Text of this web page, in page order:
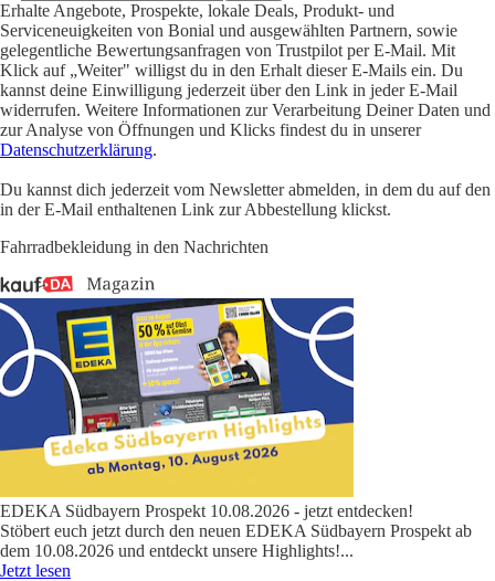
Erhalte Angebote, Prospekte, lokale Deals, Produkt- und
Serviceneuigkeiten von Bonial und ausgewählten Partnern, sowie
gelegentliche Bewertungsanfragen von Trustpilot per E-Mail. Mit
Klick auf „Weiter" willigst du in den Erhalt dieser E-Mails ein. Du
kannst deine Einwilligung jederzeit über den Link in jeder E-Mail
widerrufen. Weitere Informationen zur Verarbeitung Deiner Daten und
zur Analyse von Öffnungen und Klicks findest du in unserer
Datenschutzerklärung.
Du kannst dich jederzeit vom Newsletter abmelden, in dem du auf den
in der E-Mail enthaltenen Link zur Abbestellung klickst.
Fahrradbekleidung in den Nachrichten
EDEKA Südbayern Prospekt 10.08.2026 - jetzt entdecken!
Stöbert euch jetzt durch den neuen EDEKA Südbayern Prospekt ab
dem 10.08.2026 und entdeckt unsere Highlights!...
Jetzt lesen